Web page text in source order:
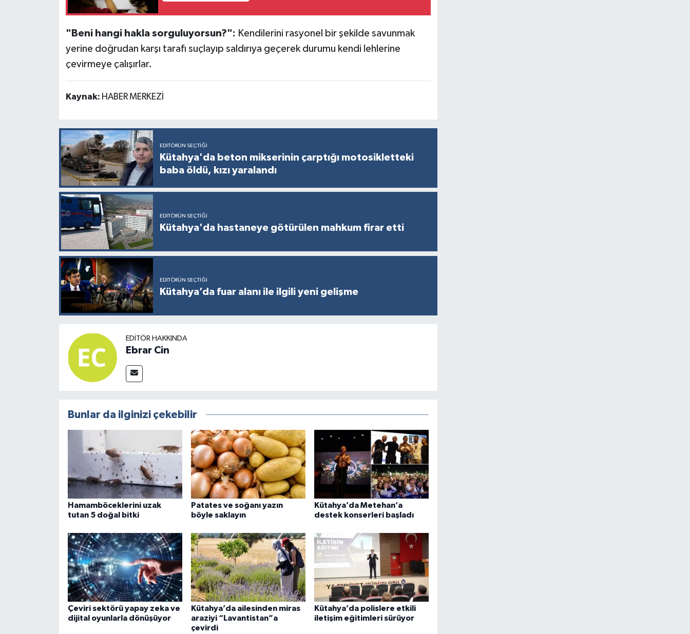
"Beni hangi hakla sorguluyorsun?": Kendilerini rasyonel bir şekilde savunmak
yerine doğrudan karşı tarafı suçlayıp saldırıya geçerek durumu kendi lehlerine
çevirmeye çalışırlar.
Kaynak: HABER MERKEZİ
EDITÖRÜN SEÇTIĞI
Kütahya'da beton mikserinin çarptığı motosikletteki
baba öldü, kızı yaralandı
EDITÖRÜN SEÇTIĞI
Kütahya'da hastaneye götürülen mahkum firar etti
EDITÖRÜN SEÇTIĞI
Kütahya’da fuar alanı ile ilgili yeni gelişme
EDITÖR HAKKINDA
Ebrar Cin
Bunlar da ilginizi çekebilir
Hamamböceklerini uzak
tutan 5 doğal bitki
Patates ve soğanı yazın
böyle saklayın
Kütahya’da Metehan’a
destek konserleri başladı
Çeviri sektörü yapay zeka ve
dijital oyunlarla dönüşüyor
Kütahya’da ailesinden miras
araziyi “Lavantistan”a
çevirdi
Kütahya’da polislere etkili
iletişim eğitimleri sürüyor